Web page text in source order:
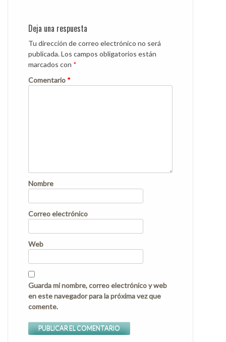
Deja una respuesta
Tu dirección de correo electrónico no será
publicada.Los campos obligatorios están
marcados con *
Comentario *
Nombre
Correo electrónico
Web
Guarda mi nombre, correo electrónico y web
en este navegador para la próxima vez que
comente.